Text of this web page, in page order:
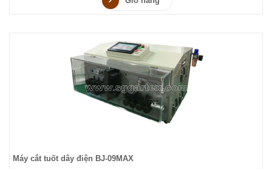
Máy cắt tuốt dây điện BJ-09MAX